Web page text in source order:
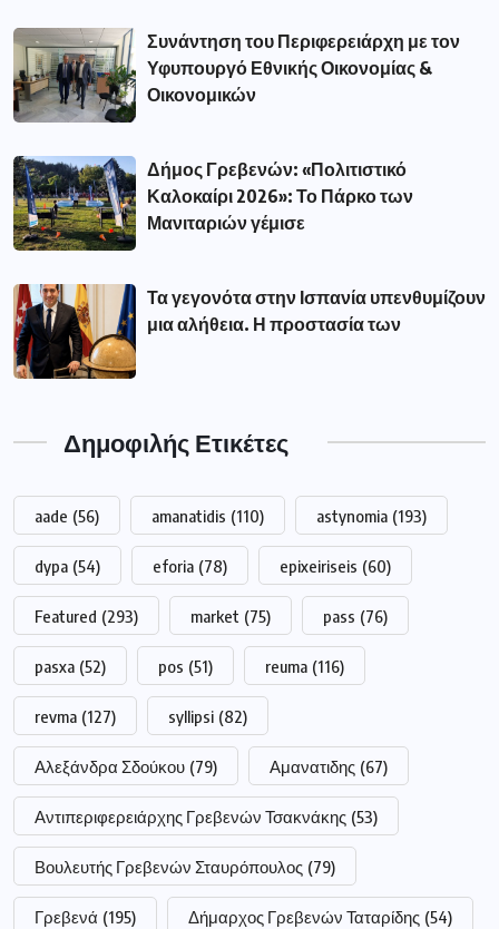
Συνάντηση του Περιφερειάρχη με τον
Υφυπουργό Εθνικής Οικονομίας &
Οικονομικών
Δήμος Γρεβενών: «Πολιτιστικό
Καλοκαίρι 2026»: Το Πάρκο των
Μανιταριών γέμισε
Τα γεγονότα στην Ισπανία υπενθυμίζουν
μια αλήθεια. Η προστασία των
Δημοφιλής Ετικέτες
aade (56) amanatidis (110) astynomia (193)
dypa (54) eforia (78) epixeiriseis (60)
Featured (293) market (75) pass (76)
pasxa (52) pos (51) reuma (116)
revma (127) syllipsi (82)
Αλεξάνδρα Σδούκου (79) Αμανατιδης (67)
Αντιπεριφερειάρχης Γρεβενών Τσακνάκης (53)
Βουλευτής Γρεβενών Σταυρόπουλος (79)
Γρεβενά (195) Δήμαρχος Γρεβενών Ταταρίδης (54)